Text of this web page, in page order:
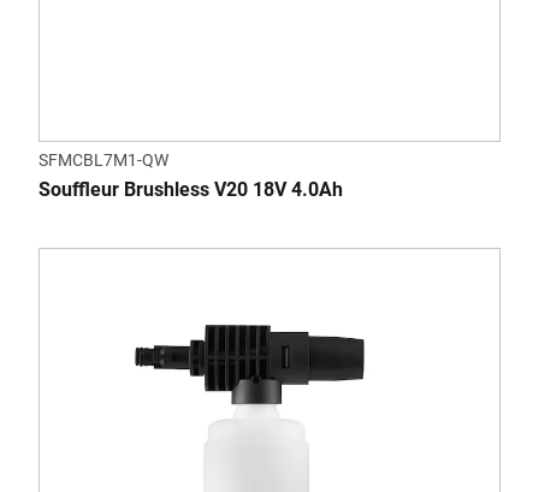
SFMCBL7M1-QW
Souffleur Brushless V20 18V 4.0Ah